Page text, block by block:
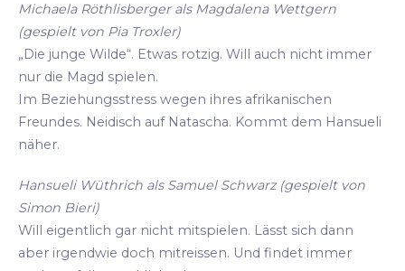
Michaela Röthlisberger als Magdalena Wettgern
(gespielt von Pia Troxler)
„Die junge Wilde“. Etwas rotzig. Will auch nicht immer
nur die Magd spielen.
Im Beziehungsstress wegen ihres afrikanischen
Freundes. Neidisch auf Natascha. Kommt dem Hansueli
näher.
Hansueli Wüthrich als Samuel Schwarz (gespielt von
Simon Bieri)
Will eigentlich gar nicht mitspielen. Lässt sich dann
aber irgendwie doch mitreissen. Und findet immer